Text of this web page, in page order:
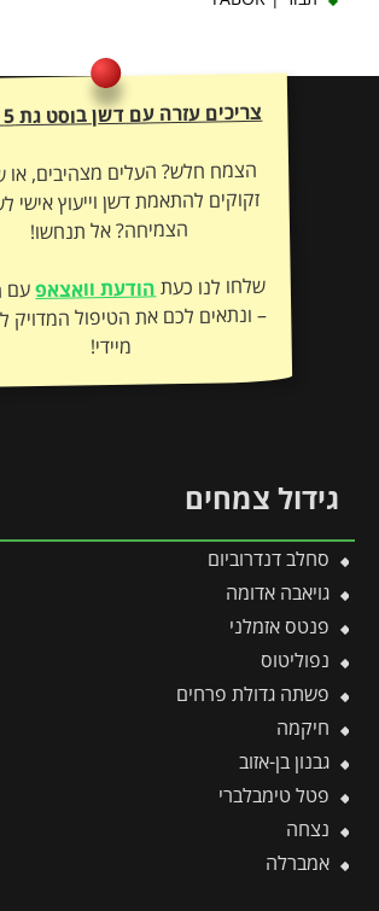
צריכים עזרה עם דשן בוסט גת 5 ליטר?
הצמח חלש? העלים מצהיבים,
זקוקים להתאמת דשן וייעוץ אישי
הצמיחה? אל תנחשו!
שלחו לנו כעתהודעת וואצאפעם
– ונתאים לכם
מיידי!
גידול צמחים
סחלב דנדרוביום
גויאבה אדומה
פנטס אזמלני
נפוליטוס
פשתה גדולת פרחים
חיקמה
גבנון בן-אזוב
פטל טימבלברי
נצחה
אמברלה